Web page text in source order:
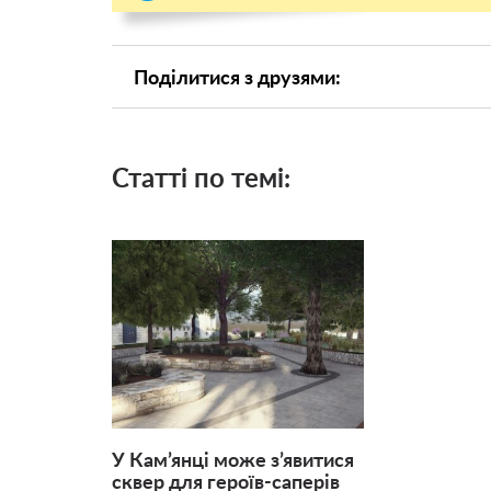
Поділитися з друзями:
Статті по темі:
У Кам’янці може з’явитися
сквер для героїв-саперів